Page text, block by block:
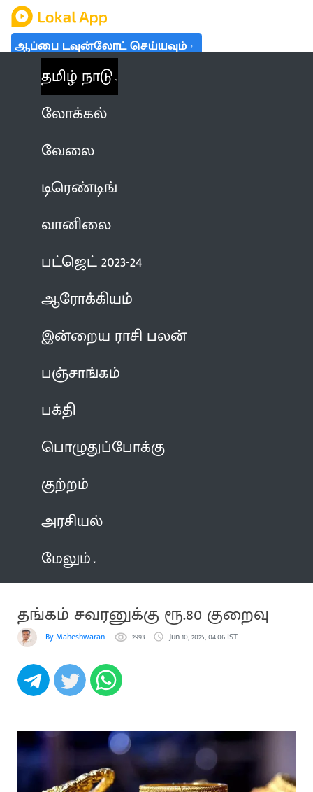
ஆப்பை டவுன்லோட் செய்யவும்
தமிழ் நாடு
லோக்கல்
வேலை
டிரெண்டிங்
வானிலை
பட்ஜெட் 2023-24
ஆரோக்கியம்
இன்றைய ராசி பலன்
பஞ்சாங்கம்
பக்தி
பொழுதுப்போக்கு
குற்றம்
அரசியல்
மேலும்
தங்கம் சவரனுக்கு ரூ.80 குறைவு
By Maheshwaran 2993 Jun 10, 2025, 04:06 IST